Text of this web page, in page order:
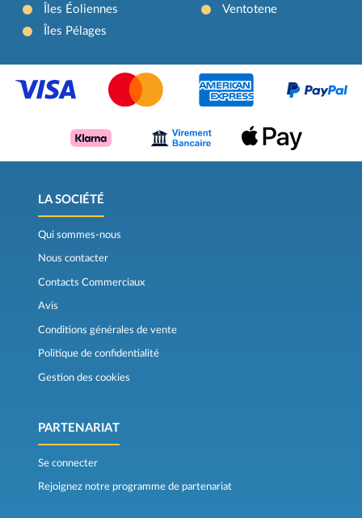
Îles Éoliennes
Îles Pélages
Ventotene
LA SOCIÉTÉ
Qui sommes-nous
Nous contacter
Contacts Commerciaux
Avis
Conditions générales de vente
Politique de confidentialité
Gestion des cookies
PARTENARIAT
Se connecter
Rejoignez notre programme de partenariat